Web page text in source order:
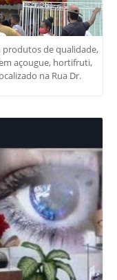
produtos de qualidade,
açougue, hortifruti,
na Rua Dr.